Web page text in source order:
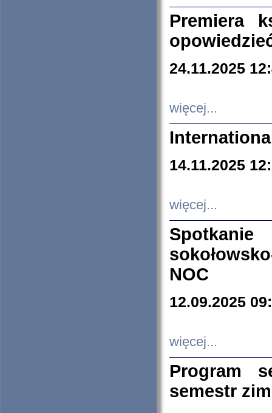
Premiera
24.11.2025
więcej...
14.11.2025
więcej...
NOC
12.09.2025
więcej...
Program
semestr